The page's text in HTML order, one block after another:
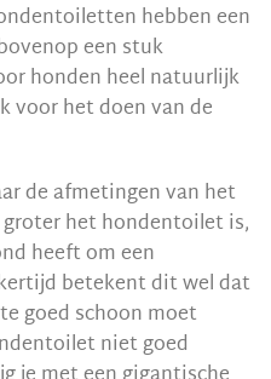
hebben een
een stuk
honden heel natuurlijk
voor het doen van de
de afmetingen van het
het hondentoilet is,
heeft om een
betekent dit wel dat
goed schoon moet
niet goed